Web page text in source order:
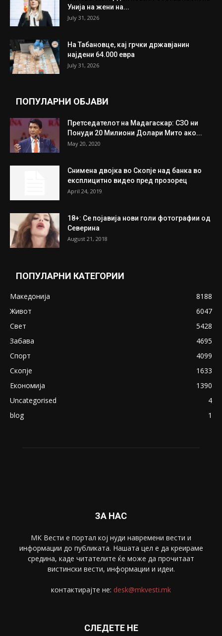
Унија на жени на...
July 31, 2026
На Табановце, кај грчки државјанин
најдени 64.000 евра
July 31, 2026
ПОПУЛАРНИ ОБЈАВИ
Претседателот на Мадагаскар: СЗО ни
Понуди 20 Милиони Долари Мито ако...
May 20, 2020
Снимена двојка во Скопје над банка во
експлицитно видео пред прозорец
April 24, 2019
18+: Се појавија нови голи фотографии од
Северина
August 21, 2018
ПОПУЛАРНИ КАТЕГОРИИ
Македонија
8188
Живот
6047
Свет
5428
Забава
4695
Спорт
4099
Скопје
1633
Економија
1390
Uncategorised
4
blog
1
ЗА НАС
МК Вести е портал коj нуди навремени вести и
информации до публиката. Нашата цел е да креираме
средина, каде читателите ќе може да прочитаат
вистински вести, информации и идеи.
контактирајте не: desk@mkvesti.mk
СЛЕДЕТЕ НЕ